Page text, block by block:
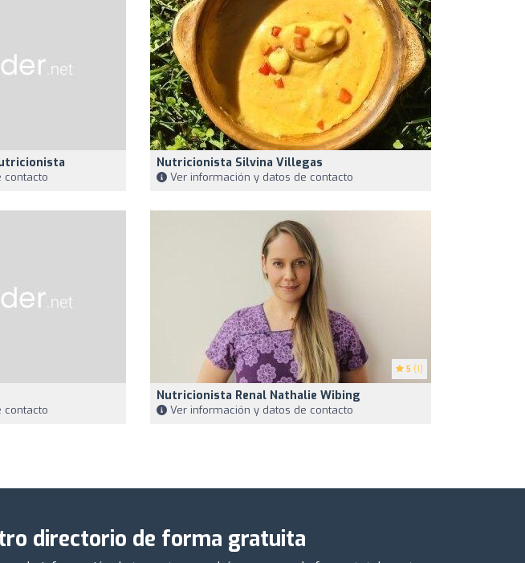
contacto
Nutricionista Silvina Villegas
Ver información y datos de contacto
contacto
5 (1)
Nutricionista Renal Nathalie Wibing
Ver información y datos de contacto
directorio de forma gratuita